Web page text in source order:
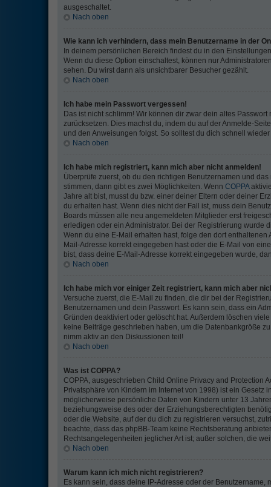
ausgeschaltet.
Nach oben
Wie kann ich verhindern, dass mein Benutzername in der
In deinem persönlichen Bereich findest du in den
Wenn du diese Option einschaltest, können nur
sehen. Du wirst dann als unsichtbarer Besucher gezählt.
Nach oben
Ich habe mein Passwort vergessen!
Das ist nicht schlimm! Wir können dir zwar dein altes
zurücksetzen. Dies machst du, indem du auf der Anmelde-
und den Anweisungen folgst. So solltest du dich schnell
Nach oben
Ich habe mich registriert, kann mich aber nicht anmelden!
Überprüfe zuerst, ob du den richtigen Benutzernamen und
stimmen, dann gibt es zwei Möglichkeiten. Wenn COPPA
Jahre alt bist, musst du bzw. einer deiner Eltern oder deiner
du erhalten hast. Wenn dies nicht der Fall ist, muss dein
Boards müssen alle neu angemeldeten Mitglieder erst
erledigen oder ein Administrator. Bei der Registrierung wurde
Wenn du eine E-Mail erhalten hast, folge den dort
Mail-Adresse korrekt eingegeben hast oder die E-Mail von
bist, dass deine E-Mail-Adresse korrekt eingegeben wurde,
Nach oben
Ich habe mich vor einiger Zeit registriert, kann mich aber
Versuche zuerst, die E-Mail zu finden, die dir bei der
Benutzernamen und dein Passwort. Es kann sein, dass ein
Gründen deaktiviert oder gelöscht hat. Außerdem löschen
keine Beiträge geschrieben haben, um die Datenbankgröße
nimm aktiv an den Diskussionen teil!
Nach oben
Was ist COPPA?
COPPA, ausgeschrieben Child Online Privacy and Protection
Privatsphäre von Kindern im Internet von 1998) ist ein Gesetz
möglicherweise persönliche Daten von Kindern unter 13
beziehungsweise des oder der Erziehungsberechtigten
oder die Website, auf der du dich zu registrieren versuchst,
beachte, dass das phpBB-Team keine Rechtsberatung
Rechtsangelegenheiten jeglicher Art ist; außer solchen, die
Nach oben
Warum kann ich mich nicht registrieren?
Es kann sein, dass deine IP-Adresse oder der Benutzername,